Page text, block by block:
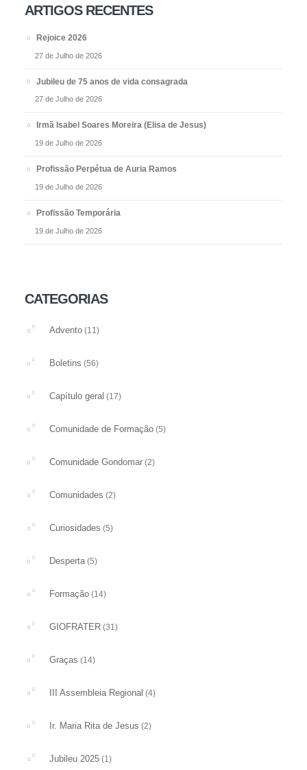
ARTIGOS RECENTES
Rejoice 2026
27 de Julho de 2026
Jubileu de 75 anos de vida consagrada
27 de Julho de 2026
Irmã Isabel Soares Moreira (Elisa de Jesus)
19 de Julho de 2026
Profissão Perpétua de Auria Ramos
19 de Julho de 2026
Profissão Temporária
19 de Julho de 2026
CATEGORIAS
Advento (11)
Boletins (56)
Capítulo geral (17)
Comunidade de Formação (5)
Comunidade Gondomar (2)
Comunidades (2)
Curiosidades (5)
Desperta(5)
Formação (14)
GIOFRATER (31)
Graças (14)
III Assembleia Regional (4)
Ir. Maria Rita de Jesus (2)
Jubileu 2025 (1)